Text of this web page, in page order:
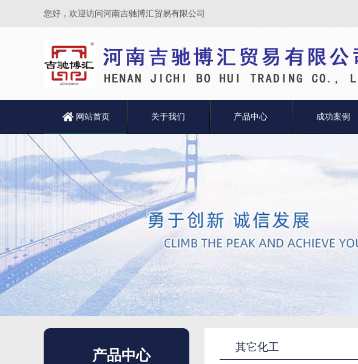
您好，欢迎访问河南吉驰博汇贸易有限公司
网站首页 关于我们 产品中心 成功案例
产品中心
其它化工